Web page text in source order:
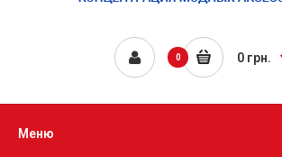
0 0 грн.
Меню